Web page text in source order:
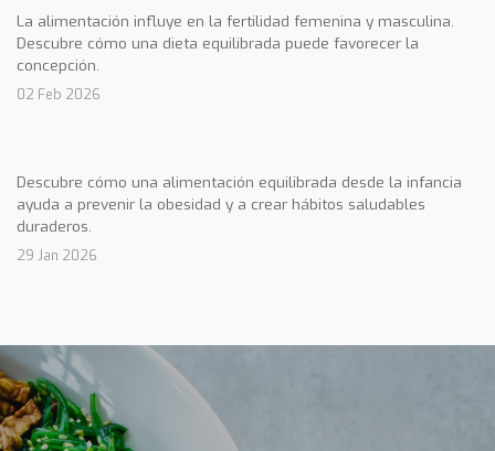
La alimentación influye en la fertilidad femenina y masculina.
Descubre cómo una dieta equilibrada puede favorecer la
concepción.
02 Feb 2026
Descubre cómo una alimentación equilibrada desde la infancia
ayuda a prevenir la obesidad y a crear hábitos saludables
duraderos.
29 Jan 2026